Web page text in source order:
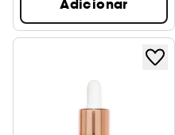
Adicionar